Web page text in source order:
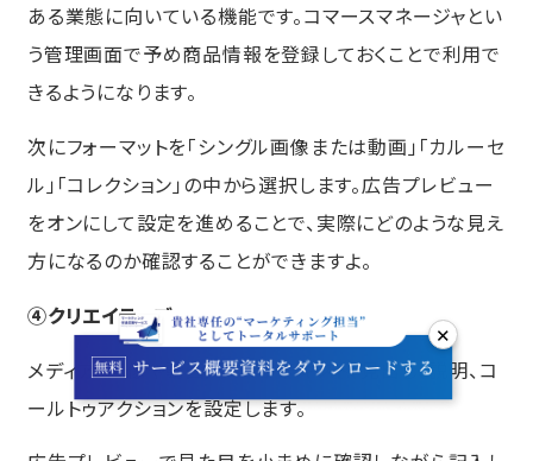
ある業態に向いている機能です。コマースマネージャとい
う管理画面で予め商品情報を登録しておくことで利用で
きるようになります。
次にフォーマットを「シングル画像または動画」「カルーセ
ル」「コレクション」の中から選択します。広告プレビュー
をオンにして設定を進めることで、実際にどのような見え
方になるのか確認することができますよ。
④クリエイティブ
メディア（画像や動画）、メインテキスト、見出し、説明、コ
ールトゥアクションを設定します。
✕